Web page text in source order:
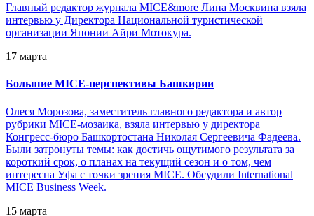
Главный редактор журнала MICE&more Лина Москвина взяла
интервью у Директора Национальной туристической
организации Японии Айри Мотокура.
17 марта
Большие MICE-перспективы Башкирии
Олеся Морозова, заместитель главного редактора и автор
рубрики MICE-мозаика, взяла интервью у директора
Конгресс-бюро Башкортостана Николая Сергеевича Фадеева.
Были затронуты темы: как достичь ощутимого результата за
короткий срок, о планах на текущий сезон и о том, чем
интересна Уфа с точки зрения MICE. Обсудили International
MICE Business Week.
15 марта